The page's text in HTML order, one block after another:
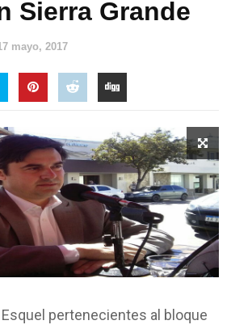
Sierra Grande
mayo, 2017
pertenecientes al bloque